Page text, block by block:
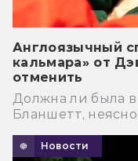
Англоязычный
кальмара» от
отменить
Должна ли была
Бланшетт, неясно.
Новости